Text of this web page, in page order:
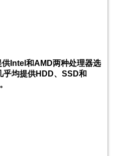
Intel和AMD两种处理器选
乎均提供HDD、SSD和